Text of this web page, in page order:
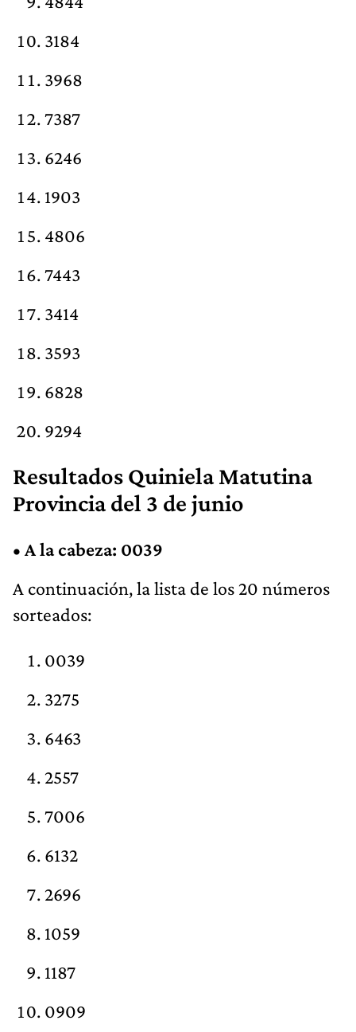
3184
3968
7387
6246
1903
4806
7443
3414
3593
6828
9294
Resultados Quiniela Matutina
Provincia del 3 de junio
• A la cabeza: 0039
A continuación, la lista de los 20 números
sorteados:
0039
3275
6463
2557
7006
6132
2696
1059
1187
0909